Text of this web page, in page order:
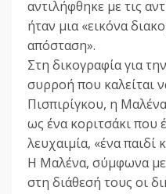
αντιλήφθηκε με τις
ήταν μια «εικόνα
απόσταση».
Στη δικογραφία για
συρροή που καλείται
Πισπιρίγκου, η
ως ένα κοριτσάκι που
λευχαιμία, «ένα
Η Μαλένα, σύμφωνα με
στη διάθεσή τους οι